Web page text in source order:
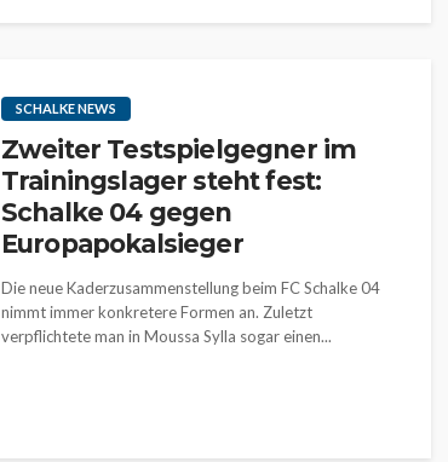
SCHALKE NEWS
Zweiter Testspielgegner im
Trainingslager steht fest:
Schalke 04 gegen
Europapokalsieger
Die neue Kaderzusammenstellung beim FC Schalke 04
nimmt immer konkretere Formen an. Zuletzt
verpflichtete man in Moussa Sylla sogar einen...